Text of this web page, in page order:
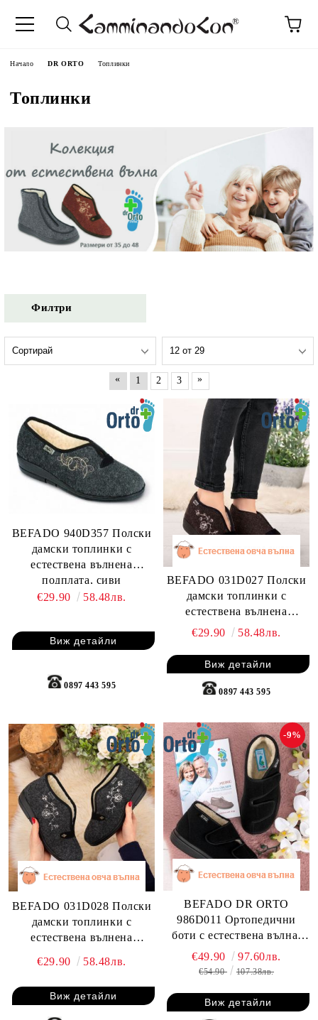
Начало DR ORTO Топлинки
Топлинки
Филтри
« 1 2 3 »
BEFADO 940D357 Полски
дамски топлинки с
естествена вълнена
подплата, сиви
€29.90
58.48лв.
Виж детайли
0897 443 595
BEFADO 031D027 Полски
дамски топлинки с
естествена вълнена
подплата
€29.90 58.48лв.
Виж детайли
0897 443 595
BEFADO 031D028 Полски
дамски топлинки с
естествена вълнена
€29.90 58.48лв.
Виж детайли
BEFADO DR ORTO
986D011 Ортопедични
боти с естествена вълна,
черни
-9%
€49.90 97.60лв.
€54.90 107.38лв.
Виж детайли